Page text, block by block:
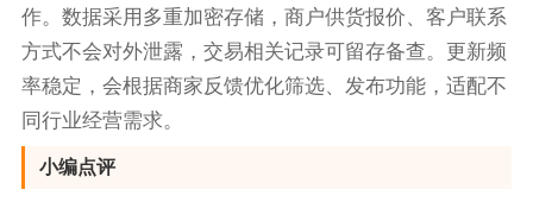
作。数据采用多重加密存储，商户供货报价、客户联系
方式不会对外泄露，交易相关记录可留存备查。更新频
率稳定，会根据商家反馈优化筛选、发布功能，适配不
同行业经营需求。
小编点评